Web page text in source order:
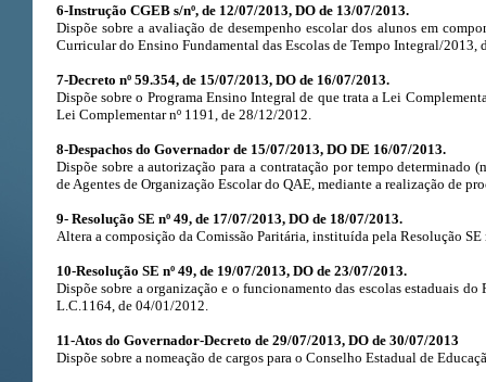
6-Instrução CGEB s/nº, de 12/07/2013, DO de 13/07/2013.
Dispõe sobre a avaliação de desempenho escolar dos alunos em
Curricular do Ensino Fundamental das Escolas de Tempo Integral/2013,
7-Decreto nº 59.354, de 15/07/2013, DO de 16/07/2013.
Dispõe sobre o Programa Ensino Integral de que trata a Lei
Lei Complementar nº 1191, de 28/12/2012.
8-Despachos do Governador de 15/07/2013, DO DE 16/07/2013.
Dispõe sobre a autorização para a contratação por tempo determinado
de Agentes de Organização Escolar do QAE, mediante a realização de
9- Resolução SE nº 49, de 17/07/2013, DO de 18/07/2013.
Altera a composição da Comissão Paritária, instituída pela Resolução
10-Resolução SE nº 49, de 19/07/2013, DO de 23/07/2013.
Dispõe sobre a organização e o funcionamento das escolas estaduais
L.C.1164, de 04/01/2012.
11-Atos do Governador-Decreto de 29/07/2013, DO de 30/07/2013
Dispõe sobre a nomeação de cargos para o Conselho Estadual de